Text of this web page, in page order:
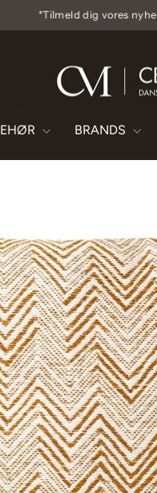
*Tilmeld dig vores
BRANDS